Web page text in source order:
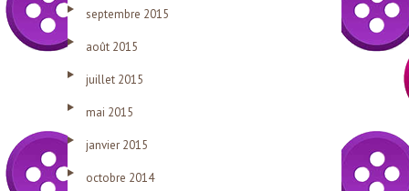
septembre 2015
août 2015
juillet 2015
mai 2015
janvier 2015
octobre 2014